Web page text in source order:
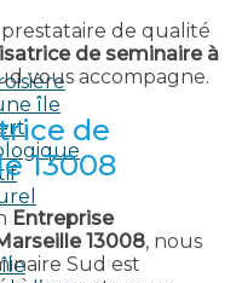
île
de qualité
de seminaire à
vous accompagne.
de
13008
Entreprise
13008, nous
Sud est